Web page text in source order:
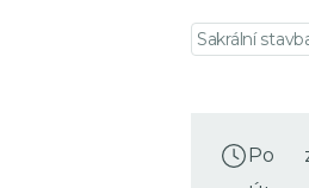
Sakrální
Po